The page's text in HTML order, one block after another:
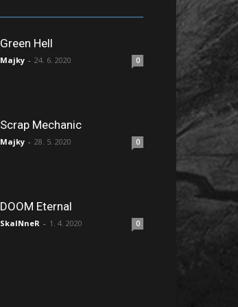
Green Hell
Majky - 24. 6. 2020 0
Scrap Mechanic
Majky - 28. 5. 2020 0
DOOM Eternal
SkaINneR - 1. 4. 2020 0